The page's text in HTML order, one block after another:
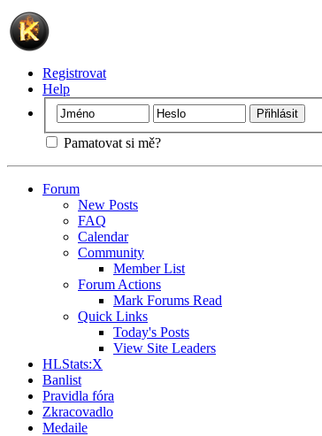
Registrovat
Help
Pamatovat si mě?
Forum
New Posts
FAQ
Calendar
Community
Member List
Forum Actions
Mark Forums Read
Quick Links
Today's Posts
View Site Leaders
HLStats:X
Banlist
Pravidla fóra
Zkracovadlo
Medaile